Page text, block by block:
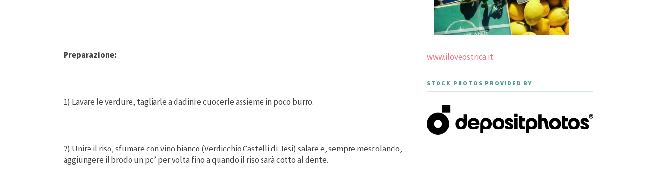
Preparazione:
1) Lavare le verdure, tagliarle a dadini e cuocerle assieme in poco burro.
2) Unire il riso, sfumare con vino bianco (Verdicchio Castelli di Jesi) salare e, sempre mescolando,
aggiungere il brodo un po’ per volta fino a quando il riso sarà cotto al dente.
www.iloveostrica.it
STOCK PHOTOS PROVIDED BY